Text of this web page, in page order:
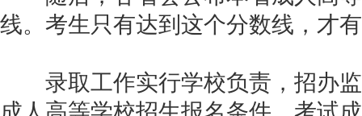
线。考生只有达到这个分数线，才
录取工作实行学校负责，招办监